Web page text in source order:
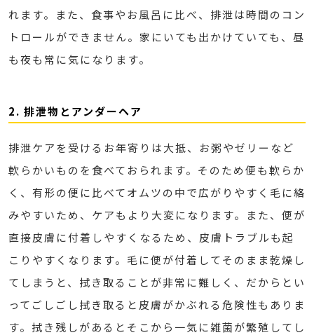
れます。また、食事やお風呂に比べ、排泄は時間のコン
トロールができません。家にいても出かけていても、昼
も夜も常に気になります。
2. 排泄物とアンダーヘア
排泄ケアを受けるお年寄りは大抵、お粥やゼリーなど
軟らかいものを食べておられます。そのため便も軟らか
く、有形の便に比べてオムツの中で広がりやすく毛に絡
みやすいため、ケアもより大変になります。また、便が
直接皮膚に付着しやすくなるため、皮膚トラブルも起
こりやすくなります。毛に便が付着してそのまま乾燥し
てしまうと、拭き取ることが非常に難しく、だからとい
ってごしごし拭き取ると皮膚がかぶれる危険性もありま
す。拭き残しがあるとそこから一気に雑菌が繁殖してし